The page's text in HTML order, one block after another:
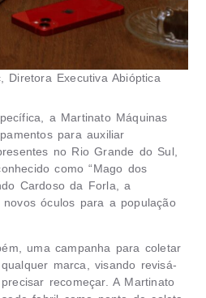
Diretora Executiva Abióptica
a Martinato Máquinas
para auxiliar
no Rio Grande do Sul,
como “Mago dos
Cardoso da Forla, a
óculos para a população
uma campanha para coletar
marca, visando revisá-
recomeçar. A Martinato